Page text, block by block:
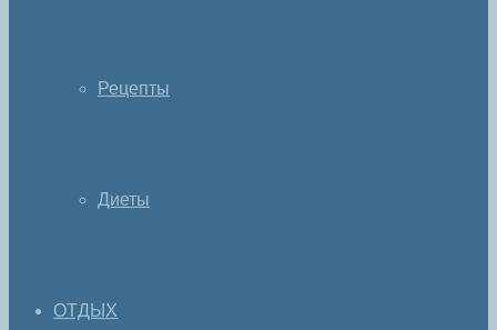
Рецепты
Диеты
ОТДЫХ